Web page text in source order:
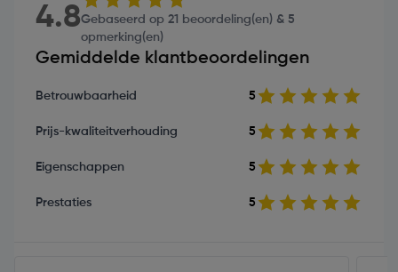
4.8Gebaseerd op 21 beoordeling(en) & 5
opmerking(en)
Gemiddelde klantbeoordelingen
Betrouwbaarheid 5
Prijs-kwaliteitverhouding 5
Eigenschappen 5
Prestaties 5